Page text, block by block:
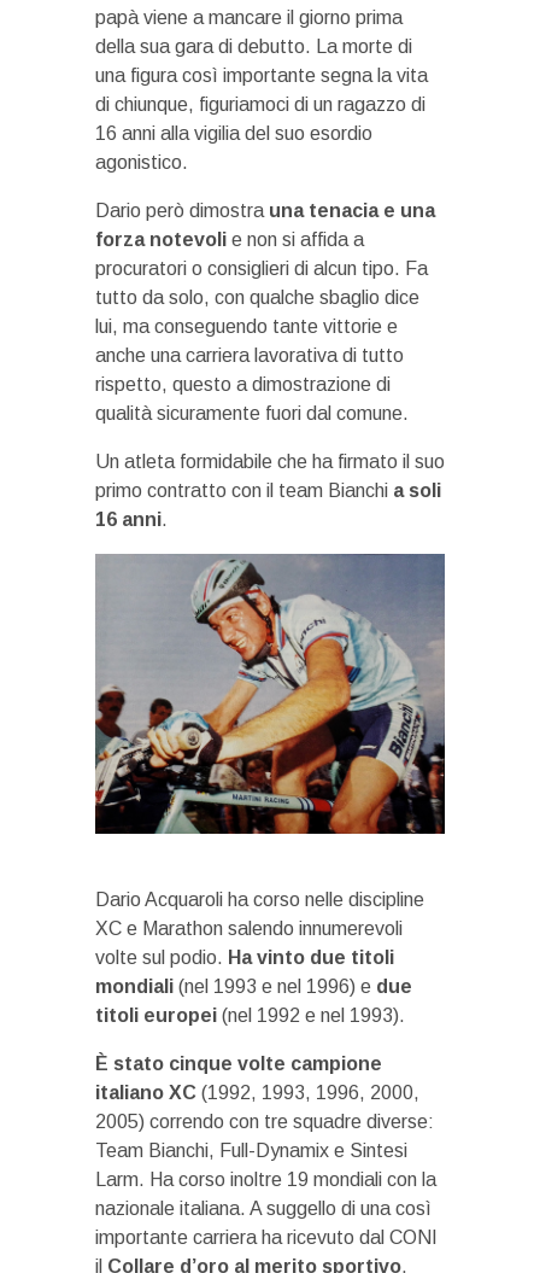
papà viene a mancare il giorno prima
della sua gara di debutto. La morte di
una figura così importante segna la vita
di chiunque, figuriamoci di un ragazzo di
16 anni alla vigilia del suo esordio
agonistico.
Dario però dimostra una tenacia e una
forza notevoli e non si affida a
procuratori o consiglieri di alcun tipo. Fa
tutto da solo, con qualche sbaglio dice
lui, ma conseguendo tante vittorie e
anche una carriera lavorativa di tutto
rispetto, questo a dimostrazione di
qualità sicuramente fuori dal comune.
Un atleta formidabile che ha firmato il suo
primo contratto con il team Bianchi a soli
16 anni.
Dario Acquaroli ha corso nelle discipline
XC e Marathon salendo innumerevoli
volte sul podio. Ha vinto due titoli
mondiali (nel 1993 e nel 1996) e due
titoli europei (nel 1992 e nel 1993).
È stato cinque volte campione
italiano XC (1992, 1993, 1996, 2000,
2005) correndo con tre squadre diverse:
Team Bianchi, Full-Dynamix e Sintesi
Larm. Ha corso inoltre 19 mondiali con la
nazionale italiana. A suggello di una così
importante carriera ha ricevuto dal CONI
il Collare d’oro al merito sportivo.